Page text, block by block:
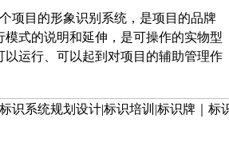
项目的形象识别系统，是项目的品牌
模式的说明和延伸，是可操作的实物型
以运行、可以起到对项目的辅助管理作